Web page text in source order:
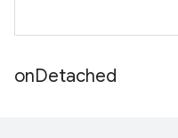
onDetached